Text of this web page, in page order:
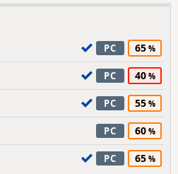
PC 65
PC 40
PC 55
PC 60
PC 65